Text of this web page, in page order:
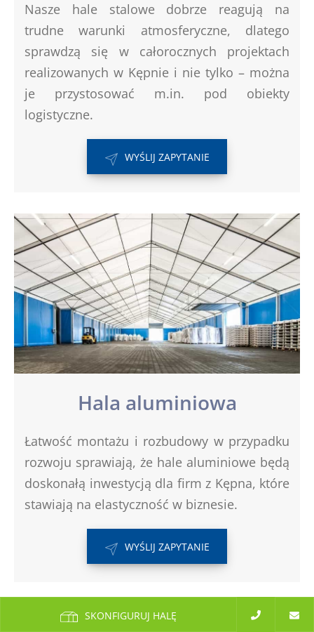
SKONFIGURUJ HALĘ
Nasze hale stalowe dobrze reagują na
trudne warunki atmosferyczne, dlatego
sprawdzą się w całorocznych projektach
realizowanych w Kępnie i nie tylko – można
je przystosować m.in. pod obiekty
logistyczne.
WYŚLIJ ZAPYTANIE
Hala aluminiowa
Łatwość montażu i rozbudowy w przypadku
rozwoju sprawiają, że hale aluminiowe będą
doskonałą inwestycją dla firm z Kępna, które
stawiają na elastyczność w biznesie.
WYŚLIJ ZAPYTANIE